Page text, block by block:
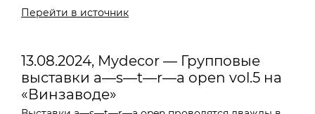
Перейти в источник
13.08.2024, Mydecor — Групповые
выставки a—s—t—r—a open vol.5 на
«Винзаводе»